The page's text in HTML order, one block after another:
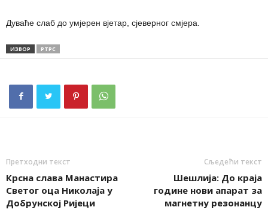
Дуваће слаб до умјерен вјетар, сјеверног смјера.
ИЗВОР РТРС
Претходни текст
Крсна слава Манастира
Светог оца Николаја у
Добрунској Ријеци
Сљедећи текст
Шешлија: До краја
године нови апарат за
магнетну резонанцу